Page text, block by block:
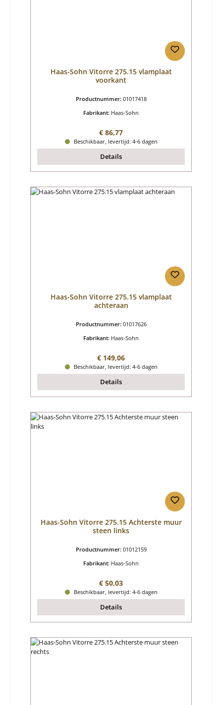
Haas-Sohn Vitorre 275.15 vlamplaat
voorkant
Productnummer: 01017418
Fabrikant: Haas-Sohn
Normale prijs:
€ 86,77
Beschikbaar, levertijd: 4-6 dagen
Details
Haas-Sohn Vitorre 275.15 vlamplaat
achteraan
Productnummer: 01017626
Fabrikant: Haas-Sohn
Normale prijs:
€ 149,06
Beschikbaar, levertijd: 4-6 dagen
Details
Haas-Sohn Vitorre 275.15 Achterste muur
steen links
Productnummer: 01012159
Fabrikant: Haas-Sohn
Normale prijs:
€ 50,03
Beschikbaar, levertijd: 4-6 dagen
Details